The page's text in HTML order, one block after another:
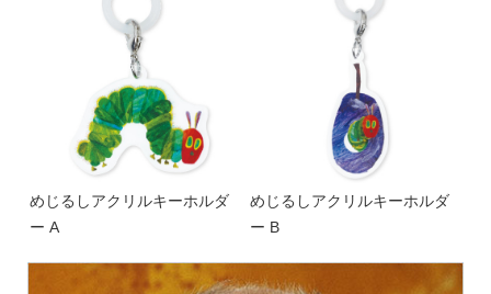
めじるしアクリルキーホルダ
ー A
めじるしアクリルキーホルダ
ー B